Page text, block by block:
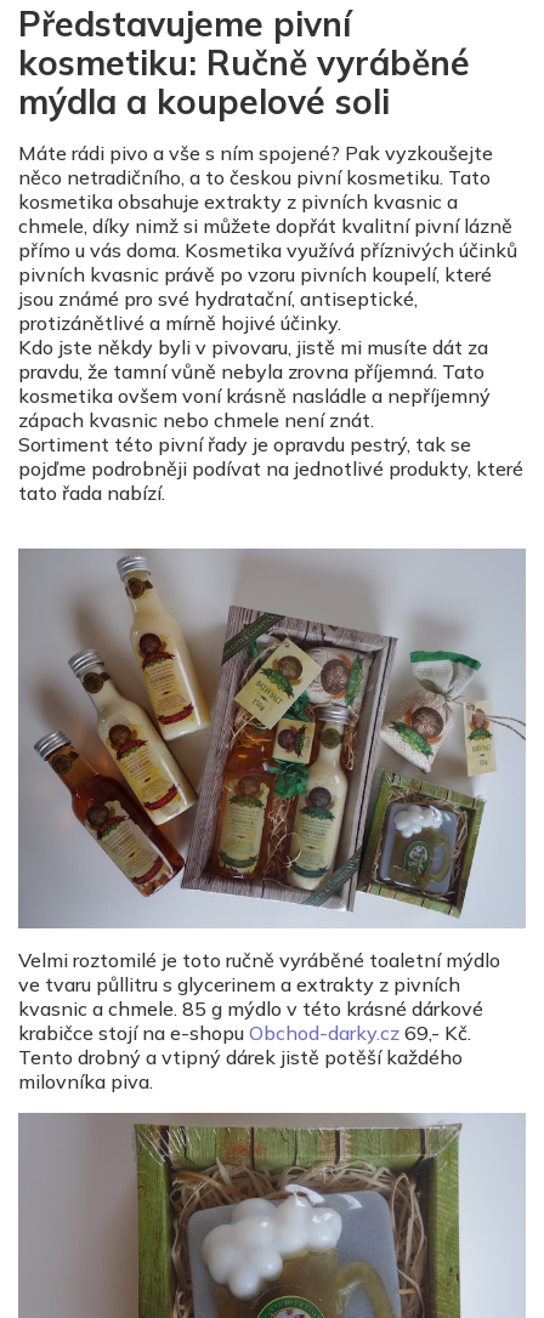
Představujeme pivní
kosmetiku: Ručně vyráběné
mýdla a koupelové soli
Máte rádi pivo a vše s ním spojené? Pak vyzkoušejte
něco netradičního, a to českou pivní kosmetiku. Tato
kosmetika obsahuje extrakty z pivních kvasnic a
chmele, díky nimž si můžete dopřát kvalitní pivní lázně
přímo u vás doma. Kosmetika využívá příznivých účinků
pivních kvasnic právě po vzoru pivních koupelí, které
jsou známé pro své hydratační, antiseptické,
protizánětlivé a mírně hojivé účinky.
Kdo jste někdy byli v pivovaru, jistě mi musíte dát za
pravdu, že tamní vůně nebyla zrovna příjemná. Tato
kosmetika ovšem voní krásně nasládle a nepříjemný
zápach kvasnic nebo chmele není znát.
Sortiment této pivní řady je opravdu pestrý, tak se
pojďme podrobněji podívat na jednotlivé produkty, které
tato řada nabízí.
Velmi roztomilé je toto ručně vyráběné toaletní mýdlo
ve tvaru půllitru s glycerinem a extrakty z pivních
kvasnic a chmele. 85 g mýdlo v této krásné dárkové
krabičce stojí na e-shopu Obchod-darky.cz 69,- Kč.
Tento drobný a vtipný dárek jistě potěší každého
milovníka piva.